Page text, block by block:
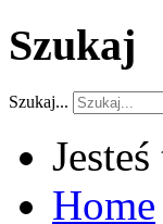
Szukaj
Szukaj...
Home